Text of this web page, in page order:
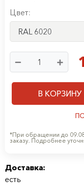
Цвет:
RAL 6020
В КОРЗИНУ
*При обращении до
заказу. Подробнее
Доставка:
есть